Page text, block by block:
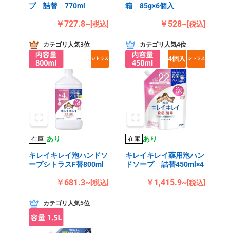
プ 詰替 770ml
￥727.8~[税込]
箱 85g×6個入
￥528~[税込]
カテゴリ人気3位
在庫 あり
キレイキレイ泡ハンドソ
ープシトラスF替800ml
￥681.3~[税込]
カテゴリ人気4位
在庫 あり
キレイキレイ薬用泡ハン
ドソープ 詰替450ml×4
￥1,415.9~[税込]
カテゴリ人気5位